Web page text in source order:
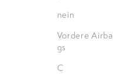
nein
Vordere Airba
gs
C